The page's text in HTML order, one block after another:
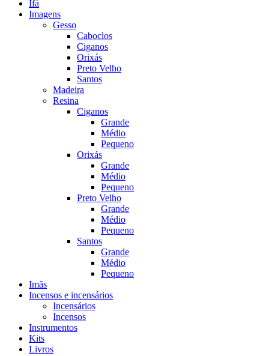
Ifá
Imagens
Gesso
Caboclos
Ciganos
Orixás
Preto Velho
Santos
Madeira
Resina
Ciganos
Grande
Médio
Pequeno
Orixás
Grande
Médio
Pequeno
Preto Velho
Grande
Médio
Pequeno
Santos
Grande
Médio
Pequeno
Imãs
Incensos e incensários
Incensários
Incensos
Instrumentos
Kits
Livros